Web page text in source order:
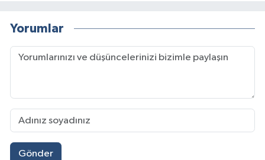
Yorumlar
Gönder